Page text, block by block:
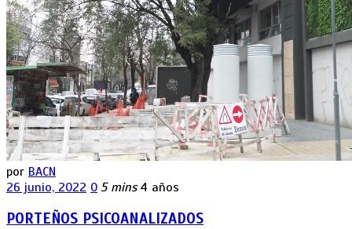
por BACN
26 junio, 2022 0 5 mins 4 años
PORTEÑOS PSICOANALIZADOS